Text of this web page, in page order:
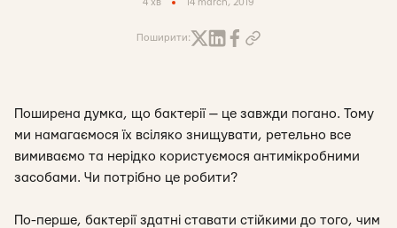
4 хв 14 march, 2019
Поширити:
Поширена думка, що бактерії — це завжди погано. Тому
ми намагаємося їх всіляко знищувати, ретельно все
вимиваємо та нерідко користуємося антимікробними
засобами. Чи потрібно це робити?
По-перше, бактерії здатні ставати стійкими до того, чим